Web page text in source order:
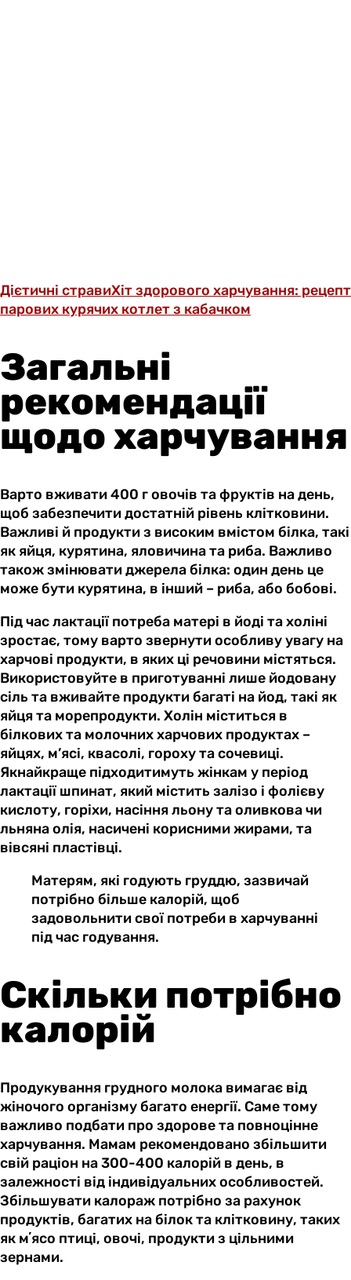
Дієтичні стравиХіт здорового харчування: рецепт
парових курячих котлет з кабачком
Загальні
рекомендації
щодо харчування
Варто вживати 400 г овочів та фруктів на день,
щоб забезпечити достатній рівень клітковини.
Важливі й продукти з високим вмістом білка, такі
як яйця, курятина, яловичина та риба. Важливо
також змінювати джерела білка: один день це
може бути курятина, в інший – риба, або бобові.
Під час лактації потреба матері в йоді та холіні
зростає, тому варто звернути особливу увагу на
харчові продукти, в яких ці речовини містяться.
Використовуйте в приготуванні лише йодовану
сіль та вживайте продукти багаті на йод, такі як
яйця та морепродукти. Холін міститься в
білкових та молочних харчових продуктах –
яйцях, м’ясі, квасолі, гороху та сочевиці.
Якнайкраще підходитимуть жінкам у період
лактації шпинат, який містить залізо і фолієву
кислоту, горіхи, насіння льону та оливкова чи
льняна олія, насичені корисними жирами, та
вівсяні пластівці.
Матерям, які годують груддю, зазвичай
потрібно більше калорій, щоб
задовольнити свої потреби в харчуванні
під час годування.
Скільки потрібно
калорій
Продукування грудного молока вимагає від
жіночого організму багато енергії. Саме тому
важливо подбати про здорове та повноцінне
харчування. Мамам рекомендовано збільшити
свій раціон на 300-400 калорій в день, в
залежності від індивідуальних особливостей.
Збільшувати калораж потрібно за рахунок
продуктів, багатих на білок та клітковину, таких
як мʼясо птиці, овочі, продукти з цільними
зернами.